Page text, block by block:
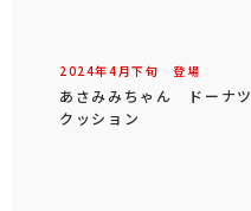
2024年4 月下旬 登場
あさみみちゃん ドーナツ
クッション